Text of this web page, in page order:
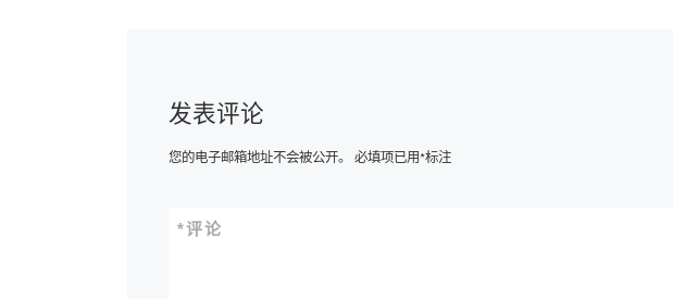
发表评论
您的电子邮箱地址不会被公开。 必填项已用*标注
评论
*